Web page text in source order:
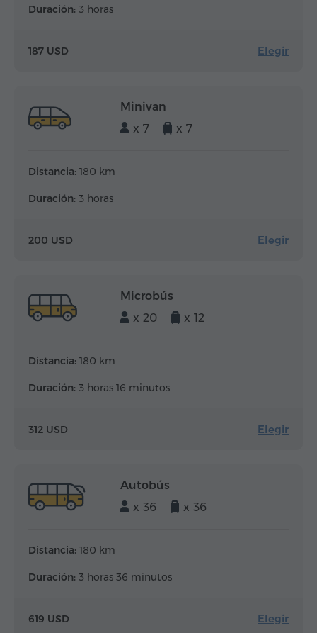
Duración: 3 horas
187 USD Elegir
Minivan
x 7
x 7
Distancia: 180 km
Duración: 3 horas
200 USD Elegir
Microbús
x 20
x 12
Distancia: 180 km
Duración: 3 horas 16 minutos
312 USD Elegir
Autobús
x 36
x 36
Distancia: 180 km
Duración: 3 horas 36 minutos
619 USD Elegir